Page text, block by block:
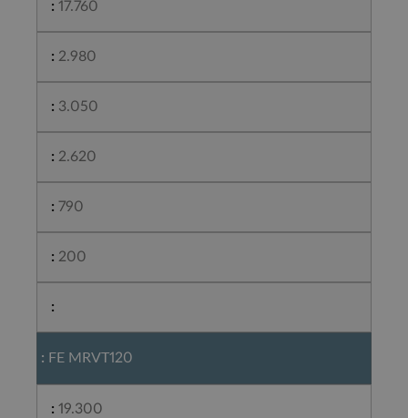
17.760
2.980
3.050
2.620
790
200
FE MRVT120
19.300